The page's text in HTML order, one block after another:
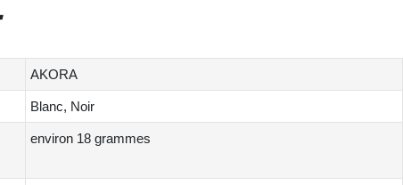
AKORA
Blanc, Noir
environ 18 grammes